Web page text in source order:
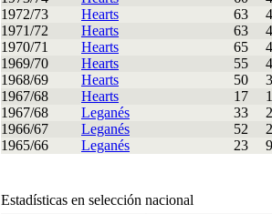
1972/73
Hearts 63
1971/72
Hearts 63
1970/71
Hearts 65
1969/70
Hearts 55
1968/69
Hearts 50
1967/68
Hearts 17
1967/68
Leganés 33
1966/67
Leganés 52
1965/66
Leganés 23 9
Estadísticas en selección nacional